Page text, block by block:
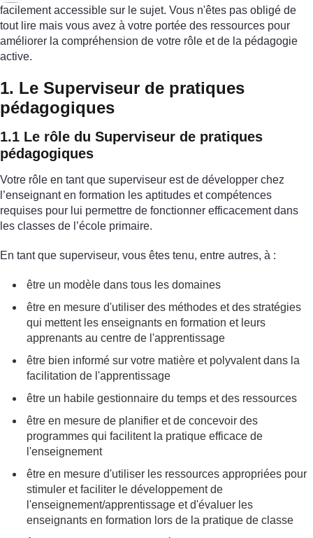
facilement accessible sur le sujet. Vous n'êtes pas obligé de
tout lire mais vous avez à votre portée des ressources pour
améliorer la compréhension de votre rôle et de la pédagogie
active.
1. Le Superviseur de pratiques
pédagogiques
1.1 Le rôle du Superviseur de pratiques
pédagogiques
Votre rôle en tant que superviseur est de développer chez
l’enseignant en formation les aptitudes et compétences
requises pour lui permettre de fonctionner efficacement dans
les classes de l’école primaire.
En tant que superviseur, vous êtes tenu, entre autres, à :
être un modèle dans tous les domaines
être en mesure d'utiliser des méthodes et des stratégies
qui mettent les enseignants en formation et leurs
apprenants au centre de l'apprentissage
être bien informé sur votre matière et polyvalent dans la
facilitation de l'apprentissage
être un habile gestionnaire du temps et des ressources
être en mesure de planifier et de concevoir des
programmes qui facilitent la pratique efficace de
l'enseignement
être en mesure d'utiliser les ressources appropriées pour
stimuler et faciliter le développement de
l'enseignement/apprentissage et d'évaluer les
enseignants en formation lors de la pratique de classe